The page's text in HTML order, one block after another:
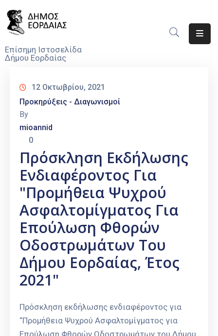
Επίσημη Ιστοσελίδα
Δήμου Εορδαίας
Νέα
Υπηρεσίες
Του
Δήμου
Προσκλήσεις
Αποφάσεις
Τηλέφωνα
Καιρός
12 Οκτωβρίου, 2021
Προκηρύξεις - Διαγωνισμοί
By
mioannid
0
Πρόσκληση Εκδήλωσης
Ενδιαφέροντος Για
"Προμήθεια Ψυχρού
Ασφαλτομίγματος Για
Επούλωση Φθορών
Οδοστρωμάτων Του
Δήμου Εορδαίας, Έτος
2021"
Πρόσκληση εκδήλωσης ενδιαφέροντος για
“Προμήθεια Ψυχρού Ασφαλτομίγματος για